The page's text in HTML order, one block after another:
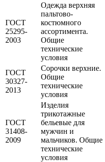
ГОСТ
25295-
2003
Одежда верхняя
пальтово-
костюмного
ассортимента.
Общие
технические
условия
ГОСТ
30327-
2013
Сорочки верхние.
Общие
технические
условия
ГОСТ
31408-
2009
Изделия
трикотажные
бельевые для
мужчин и
мальчиков. Общие
технические
условия